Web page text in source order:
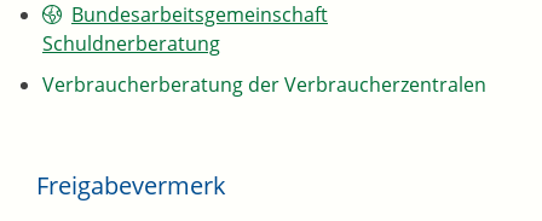
Bundesarbeitsgemeinschaft
Schuldnerberatung
Verbraucherberatung der Verbraucherzentralen
Freigabevermerk